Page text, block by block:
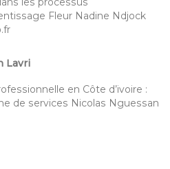
Fleur Nadine Ndjock
Lavri
en Côte d’ivoire :
de services Nicolas Nguessan